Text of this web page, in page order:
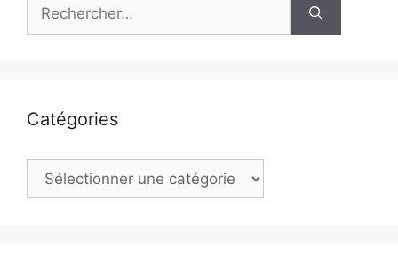
Catégories
Catégories